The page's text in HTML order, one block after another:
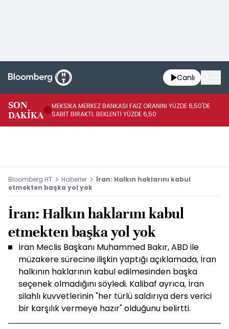
Canlı
SON
DAKİKA
MEKSİKA MERKEZ BANKASI FAİZ ORANINI YÜZDE 6,50'DE
SABİT BIRAKTI; BEKLENTİ YÜZDE 6,50
Bloomberg HT Haberler
İran: Halkın haklarını kabul
etmekten başka yol yok
İran: Halkın haklarını kabul
etmekten başka yol yok
İran Meclis Başkanı Muhammed Bakır, ABD ile
müzakere sürecine ilişkin yaptığı açıklamada, İran
halkının haklarının kabul edilmesinden başka
seçenek olmadığını söyledi. Kalibaf ayrıca, İran
silahlı kuvvetlerinin "her türlü saldırıya ders verici
bir karşılık vermeye hazır" olduğunu belirtti.